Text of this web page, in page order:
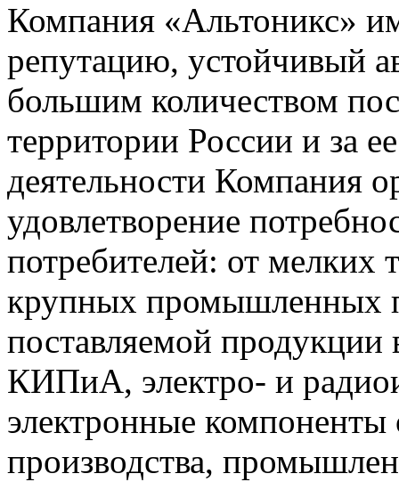
Компания «Альтоникс»
репутацию, устойчивый
большим количеством
территории России и за
деятельности Компания
удовлетворение
потребителей: от мелких
крупных промышленных
поставляемой продукции
КИПиА, электро- и
электронные компоненты
производства,